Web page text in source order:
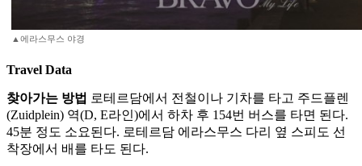
▲에라스무스 야경
Travel Data
찾아가는 방법 로테르담에서 전철이나 기차를 타고 주드플렌
(Zuidplein) 역(D, E라인)에서 하차 후 154번 버스를 타면 된다.
45분 정도 소요된다. 로테르담 에라스무스 다리 옆 스피도 선
착장에서 배를 타도 된다.